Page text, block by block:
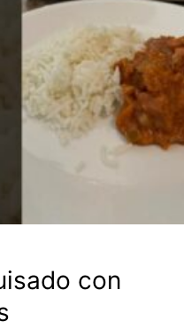
con